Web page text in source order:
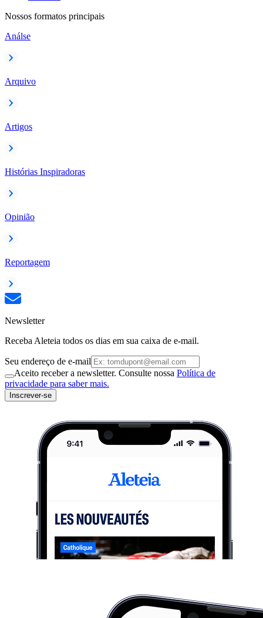
Nossos formatos principais
Análse
Arquivo
Artigos
Histórias Inspiradoras
Opinião
Reportagem
Newsletter
Receba Aleteia todos os dias em sua caixa de e-mail.
Seu endereço de e-mail
Aceito receber a newsletter. Consulte nossa Política de
privacidade para saber mais.
Inscrever-se